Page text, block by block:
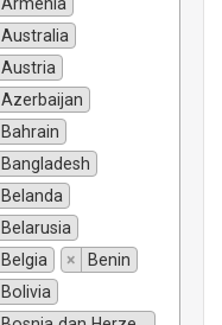
Armenia
Australia
Austria
Azerbaijan
Bahrain
Bangladesh
Belanda
Belarusia
Belgia ×
Benin
Bolivia